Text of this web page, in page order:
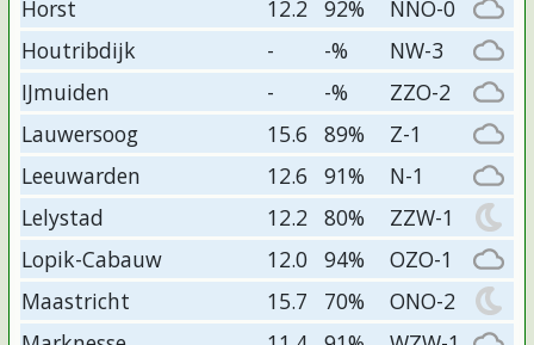
Horst
12.2 92%
NNO-0
Houtribdijk
- -%
NW-3
IJmuiden
- -%
ZZO-2
Lauwersoog
15.6 89%
Z-1
Leeuwarden
12.6 91%
N-1
Lelystad
12.2 80%
ZZW-1
Lopik-Cabauw
12.0 94%
OZO-1
Maastricht
15.7 70%
ONO-2